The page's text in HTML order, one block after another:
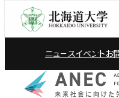
ニュースイベントお